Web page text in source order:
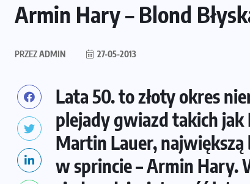
Armin Hary – Blond
PRZEZADMIN 27-05-2013
Lata 50. to złoty okres
plejady gwiazd takich
Martin Lauer, największą
w sprincie – Armin Hary.